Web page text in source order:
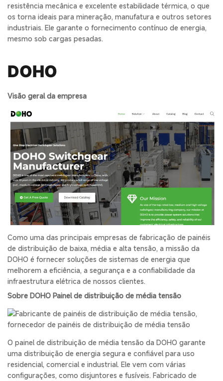
resistência mecânica e excelente estabilidade térmica, o que
os torna ideais para mineração, manufatura e outros setores
industriais. Ele garante o fornecimento contínuo de energia,
mesmo sob cargas pesadas.
DOHO
Visão geral da empresa
Como uma das principais empresas de fabricação de painéis
de distribuição de baixa, média e alta tensão, a missão da
DOHO é fornecer soluções de sistemas de energia que
melhorem a eficiência, a segurança e a confiabilidade da
infraestrutura elétrica de nossos clientes.
Sobre DOHO Painel de distribuição de média tensão
O painel de distribuição de média tensão da DOHO garante
uma distribuição de energia segura e confiável para uso
residencial, comercial e industrial. Ele vem com várias
configurações, como disjuntores e fusíveis. Fabricado de